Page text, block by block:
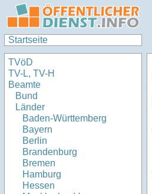
Startseite
TVöD
TV-L, TV-H
Beamte
Bund
Länder
Baden-Württemberg
Bayern
Berlin
Brandenburg
Bremen
Hamburg
Hessen